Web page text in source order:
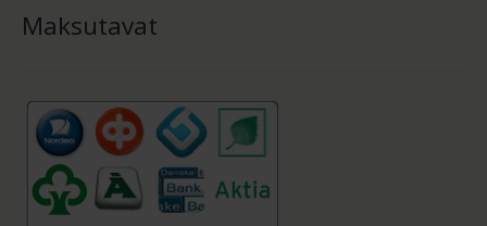
Maksutavat